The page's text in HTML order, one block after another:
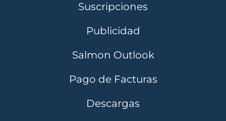
Suscripciones
Publicidad
Salmon Outlook
Pago de Facturas
Descargas